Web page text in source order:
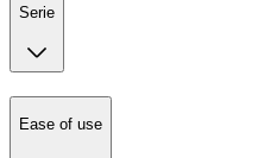
Serie
Ease of use